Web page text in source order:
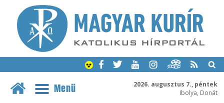
2026. augusztus 7., péntek
Ibolya, Donát
Menü